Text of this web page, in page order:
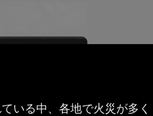
いる中、各地で火災が多く